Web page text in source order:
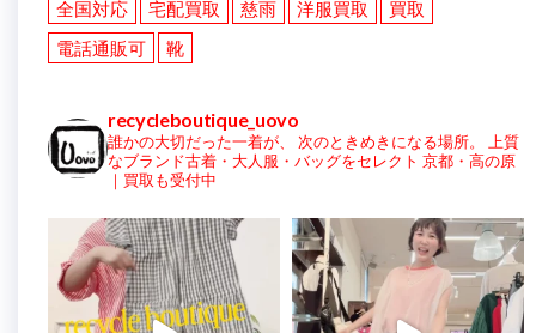
全国対応 宅配買取 慈雨 洋服買取
買取
電話通販可
靴
recycleboutique_uovo
誰かの大切だった一着が、 次のときめきになる場所。
上質
なブランド古着・大人服・バッグをセレクト 京都・高の原
｜買取も受付中